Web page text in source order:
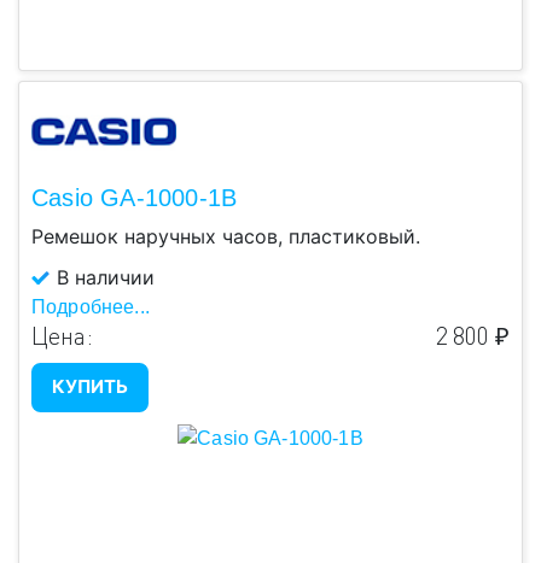
Casio GA-1000-1B
Ремешок наручных часов, пластиковый.
В наличии
Подробнее...
Цена: 2 800 ₽
КУПИТЬ